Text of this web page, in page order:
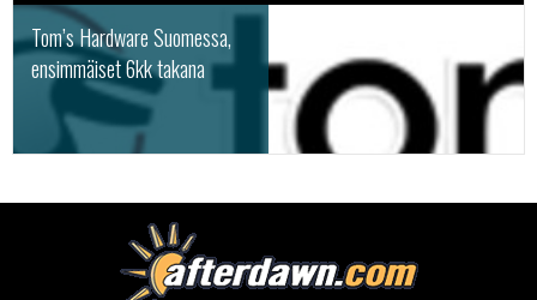
Tom’s Hardware Suomessa,
ensimmäiset 6kk takana